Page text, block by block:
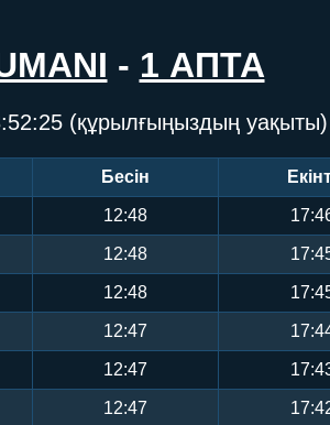
- 1 АПТА
(құрылғыңыздың уақыты)
Бесін
12:48
12:48
12:48
12:47
12:47
12:47